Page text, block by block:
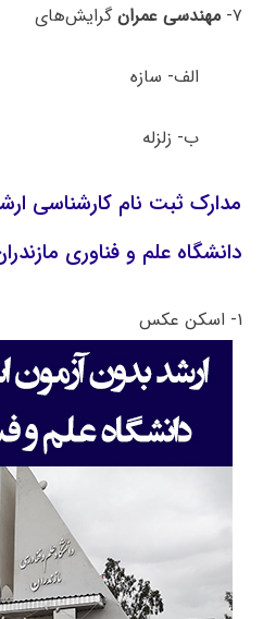
۷- مهندسی عمرانگرایش‌های
الف- سازه
ب- زلزله
دانشگاه علم و فناوری
۱- اسکن عکس